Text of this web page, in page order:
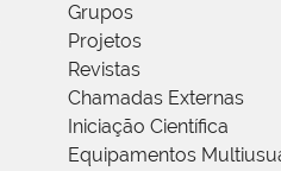
Grupos
Projetos
Revistas
Chamadas Externas
Iniciação Científica
Equipamentos